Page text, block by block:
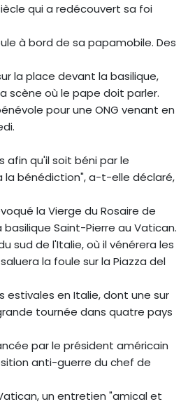
qui a redécouvert sa foi
à bord de sa papamobile. Des
la place devant la basilique,
scène où le pape doit parler.
pour une ONG venant en
afin qu'il soit béni par le
la bénédiction", a-t-elle déclaré,
la Vierge du Rosaire de
Saint-Pierre au Vatican.
sud de l'Italie, où il vénérera les
la foule sur la Piazza del
estivales en Italie, dont une sur
tournée dans quatre pays
par le président américain
anti-guerre du chef de
un entretien "amical et